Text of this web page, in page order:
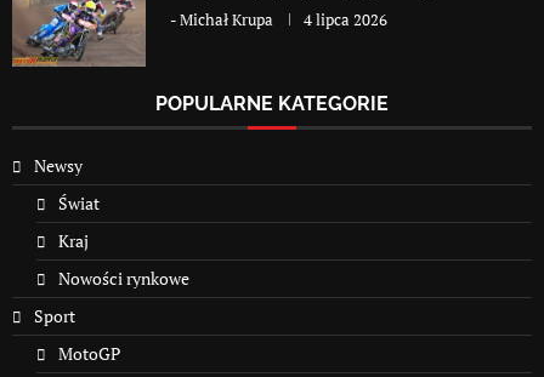
-Michał Krupa 4 lipca 2026
POPULARNE KATEGORIE
Newsy
Świat
Kraj
Nowości rynkowe
Sport
MotoGP